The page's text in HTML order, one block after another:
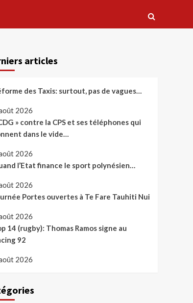
articles
des Taxis: surtout, pas de vagues…
2026
» contre la CPS et ses téléphones qui
dans le vide…
2026
l’Etat finance le sport polynésien…
2026
Portes ouvertes à Te Fare Tauhiti Nui
2026
14 (rugby): Thomas Ramos signe au
92
2026